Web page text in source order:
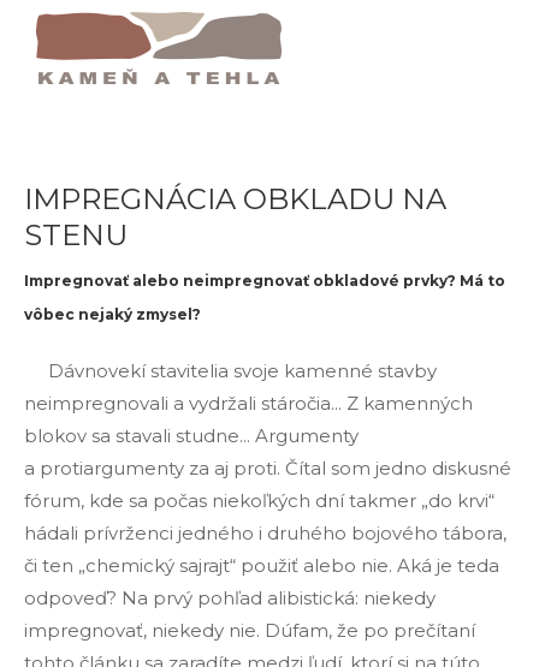
Impregnácia Obkladu Na Stenu
IMPREGNÁCIA OBKLADU NA
STENU
Impregnovať alebo neimpregnovať obkladové prvky? Má to
vôbec nejaký zmysel?
Dávnovekí stavitelia svoje kamenné stavby
neimpregnovali a vydržali stáročia... Z kamenných
blokov sa stavali studne... Argumenty
a protiargumenty za aj proti. Čítal som jedno diskusné
fórum, kde sa počas niekoľkých dní takmer „do krvi“
hádali prívrženci jedného i druhého bojového tábora,
či ten „chemický sajrajt“ použiť alebo nie. Aká je teda
odpoveď? Na prvý pohľad alibistická: niekedy
impregnovať, niekedy nie. Dúfam, že po prečítaní